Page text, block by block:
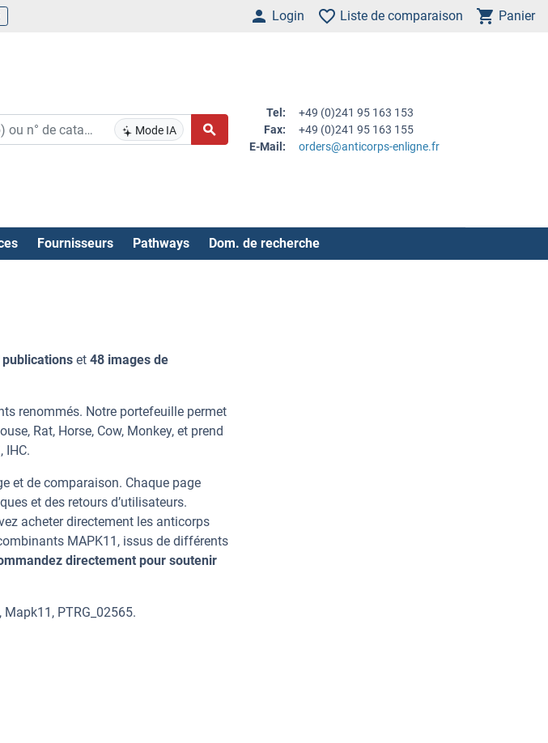
Login Liste de comparaison Panier
Mode IA
Tel:
+49 (0)241 95 163 153
Fax:
+49 (0)241 95 163 155
E-Mail:
orders@anticorps-enligne.fr
Fournisseurs Pathways Dom. de recherche
publications et 48 images de
renommés. Notre portefeuille permet
Rat, Horse, Cow, Monkey, et prend
IHC.
et de comparaison. Chaque page
et des retours d’utilisateurs.
acheter directement les anticorps
MAPK11, issus de différents
directement pour soutenir
PTRG_02565.